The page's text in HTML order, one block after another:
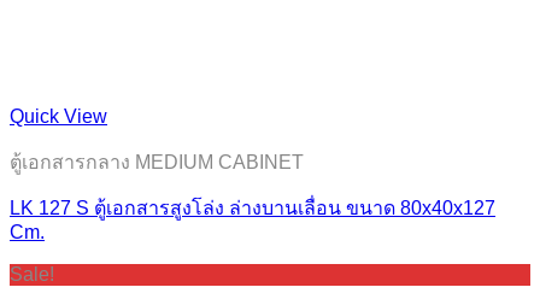
Quick View
ตู้เอกสารกลาง MEDIUM CABINET
LK 127 S ตู้เอกสารสูงโล่ง ล่างบานเลื่อน ขนาด 80x40x127
Cm.
Sale!